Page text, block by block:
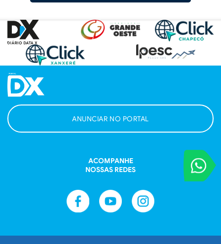
VOCÊ
Entre em
ANUNCIAR NO PORTAL
ACOMPANHE
NOSSAS REDES